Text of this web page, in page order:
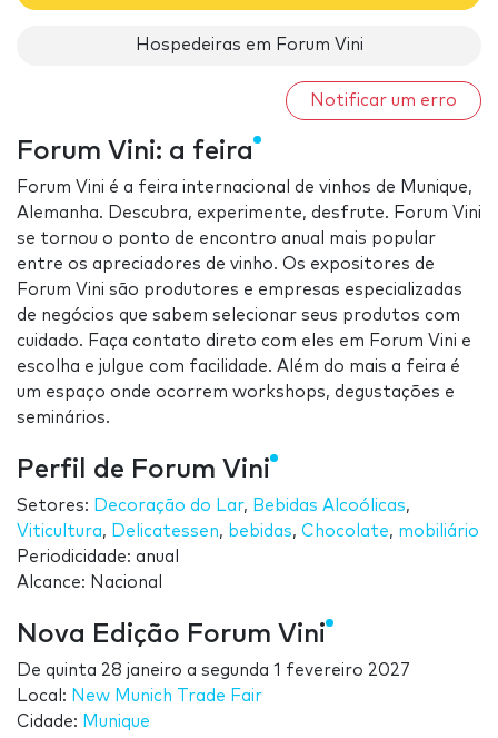
Hospedeiras em Forum Vini
Notificar um erro
Forum Vini: a feira
Forum Vini é a feira internacional de vinhos de Munique,
Alemanha. Descubra, experimente, desfrute. Forum Vini
se tornou o ponto de encontro anual mais popular
entre os apreciadores de vinho. Os expositores de
Forum Vini são produtores e empresas especializadas
de negócios que sabem selecionar seus produtos com
cuidado. Faça contato direto com eles em Forum Vini e
escolha e julgue com facilidade. Além do mais a feira é
um espaço onde ocorrem workshops, degustações e
seminários.
Perfil de Forum Vini
Setores: Decoração do Lar, Bebidas Alcoólicas,
Viticultura, Delicatessen, bebidas, Chocolate, mobiliário
Periodicidade: anual
Alcance: Nacional
Nova Edição Forum Vini
De quinta 28 janeiro a segunda 1 fevereiro 2027
Local: New Munich Trade Fair
Cidade: Munique